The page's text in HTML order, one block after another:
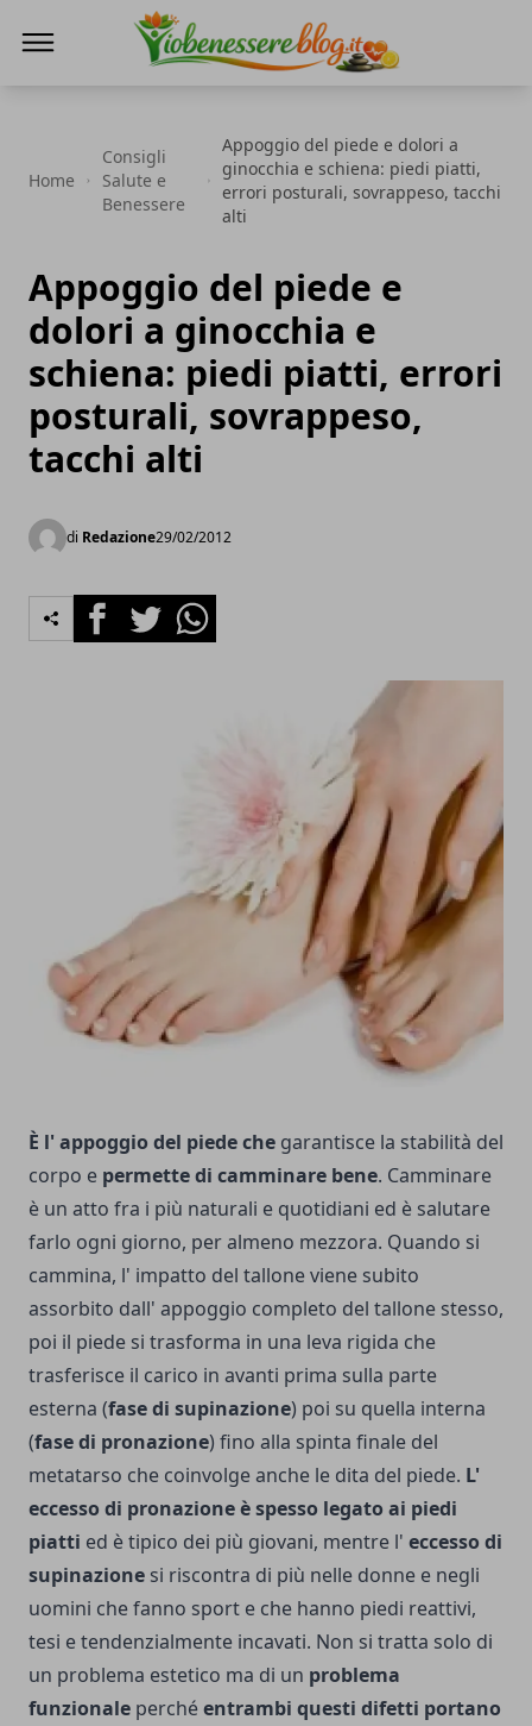
Home
Consigli
Salute e
Benessere
Appoggio del piede e dolori a
ginocchia e schiena: piedi piatti,
errori posturali, sovrappeso, tacchi
alti
Appoggio del piede e
dolori a ginocchia e
schiena: piedi piatti, errori
posturali, sovrappeso,
tacchi alti
di Redazione29/02/2012
FacebookTwitterWhatsapp
È l' appoggio del piede che garantisce la stabilità del
corpo e permette di camminare bene. Camminare
è un atto fra i più naturali e quotidiani ed è salutare
farlo ogni giorno, per almeno mezzora. Quando si
cammina, l' impatto del tallone viene subito
assorbito dall' appoggio completo del tallone stesso,
poi il piede si trasforma in una leva rigida che
trasferisce il carico in avanti prima sulla parte
esterna (fase di supinazione) poi su quella interna
(fase di pronazione) fino alla spinta finale del
metatarso che coinvolge anche le dita del piede. L'
eccesso di pronazione è spesso legato ai piedi
piatti ed è tipico dei più giovani, mentre l' eccesso di
supinazione si riscontra di più nelle donne e negli
uomini che fanno sport e che hanno piedi reattivi,
tesi e tendenzialmente incavati. Non si tratta solo di
un problema estetico ma di un problema
funzionale perchéentrambi questi difetti portano